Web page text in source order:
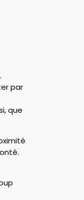
par
que